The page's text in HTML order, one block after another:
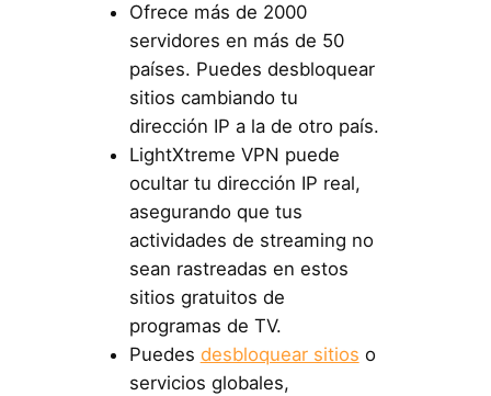
Ofrece más de 2000
servidores en más de 50
países. Puedes desbloquear
sitios cambiando tu
dirección IP a la de otro país.
LightXtreme VPN puede
ocultar tu dirección IP real,
asegurando que tus
actividades de streaming no
sean rastreadas en estos
sitios gratuitos de
programas de TV.
Puedes desbloquear sitios o
servicios globales,